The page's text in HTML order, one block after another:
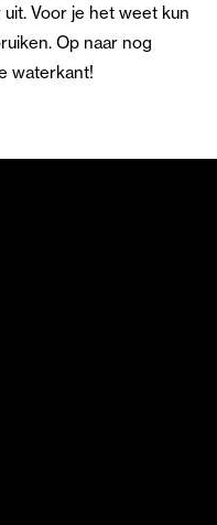
Voor je het weet kun
Op naar nog
waterkant!